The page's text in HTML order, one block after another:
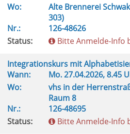
Wo:
Alte Brennerei
303)
Nr.:
126-48626
Status:
Bitte Anmelde-Info
Integrationskurs mit
Wann:
Mo.27.04.2026, 8.45
Wo:
vhs in der
Raum 8
Nr.:
126-48695
Status:
Bitte Anmelde-Info